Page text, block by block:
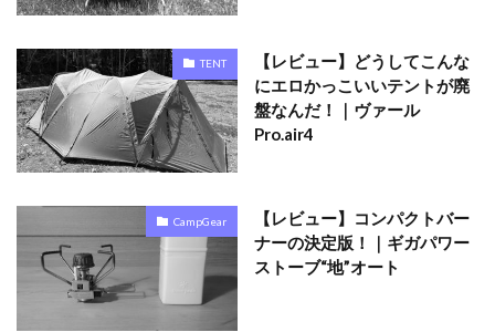
TENT
【レビュー】どうしてこんな
にエロかっこいいテントが廃
盤なんだ！｜ヴァール
Pro.air4
CampGear
【レビュー】コンパクトバー
ナーの決定版！｜ギガパワー
ストーブ“地”オート